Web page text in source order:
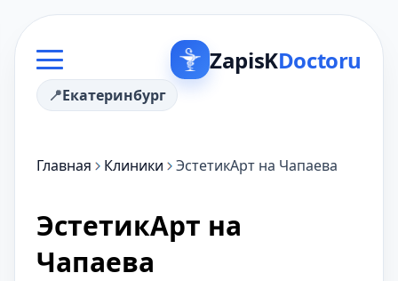
ZapisKDoctoru
Екатеринбург
Главная Клиники ЭстетикАрт на Чапаева
ЭстетикАрт на
Чапаева